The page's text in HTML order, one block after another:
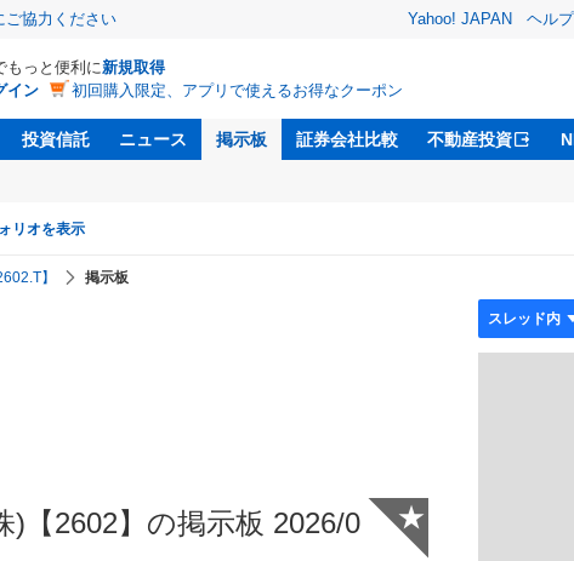
ご協力ください Yahoo! JAPAN ヘルプ
もっと便利に新規取得
イン
初回購入限定、アプリで使えるお得なクーポン
投資信託 ニュース 掲示板 証券会社比較 不動産投資
リオを表示
】 掲示板
)【2602】の掲示板 2026/0
★